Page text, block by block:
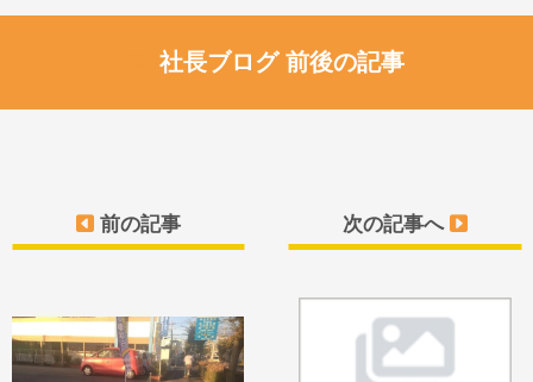
社長ブログ 前後の記事
前の記事 次の記事へ